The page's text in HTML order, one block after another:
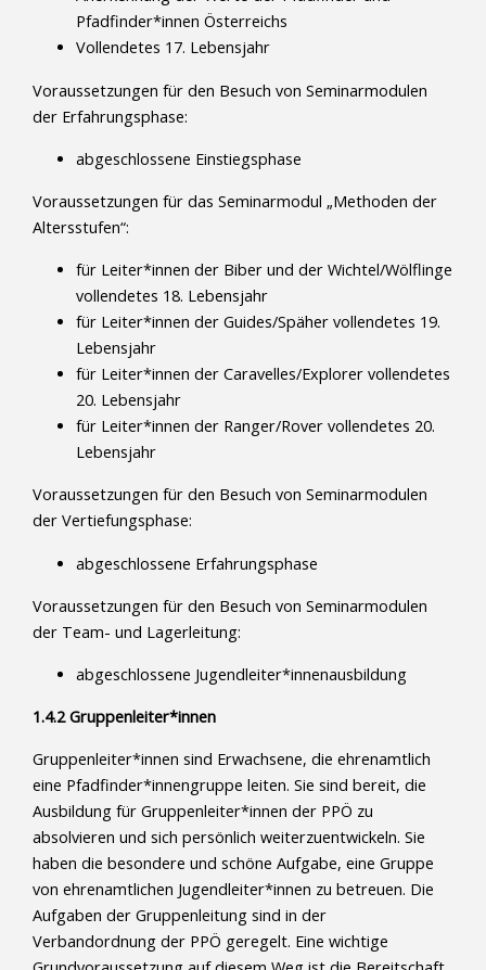
Pfadfinder*innen Österreichs
Vollendetes 17. Lebensjahr
Voraussetzungen für den Besuch von Seminarmodulen
der Erfahrungsphase:
abgeschlossene Einstiegsphase
Voraussetzungen für das Seminarmodul „Methoden der
Altersstufen“:
für Leiter*innen der Biber und der Wichtel/Wölflinge
vollendetes 18. Lebensjahr
für Leiter*innen der Guides/Späher vollendetes 19.
Lebensjahr
für Leiter*innen der Caravelles/Explorer vollendetes
20. Lebensjahr
für Leiter*innen der Ranger/Rover vollendetes 20.
Lebensjahr
Voraussetzungen für den Besuch von Seminarmodulen
der Vertiefungsphase:
abgeschlossene Erfahrungsphase
Voraussetzungen für den Besuch von Seminarmodulen
der Team- und Lagerleitung:
abgeschlossene Jugendleiter*innenausbildung
1.4.2 Gruppenleiter*innen
Gruppenleiter*innen sind Erwachsene, die ehrenamtlich
eine Pfadfinder*innengruppe leiten. Sie sind bereit, die
Ausbildung für Gruppenleiter*innen der PPÖ zu
absolvieren und sich persönlich weiterzuentwickeln. Sie
haben die besondere und schöne Aufgabe, eine Gruppe
von ehrenamtlichen Jugendleiter*innen zu betreuen. Die
Aufgaben der Gruppenleitung sind in der
Verbandordnung der PPÖ geregelt. Eine wichtige